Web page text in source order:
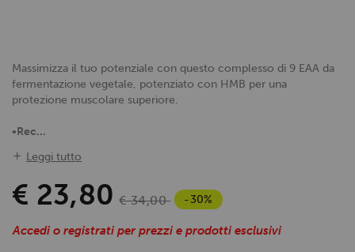
Massimizza il tuo potenziale con questo complesso di 9 EAA da
fermentazione vegetale, potenziato con HMB per una
protezione muscolare superiore.
•Rec...
Leggi tutto
€ 23,80 € 34,00 -30%
Accedi o registrati per prezzi e prodotti esclusivi